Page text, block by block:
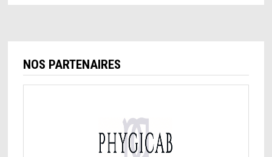
NOS PARTENAIRES